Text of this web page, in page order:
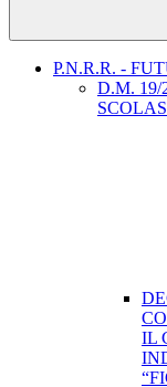
P.N.R.R. -
D.M. 19/
IL